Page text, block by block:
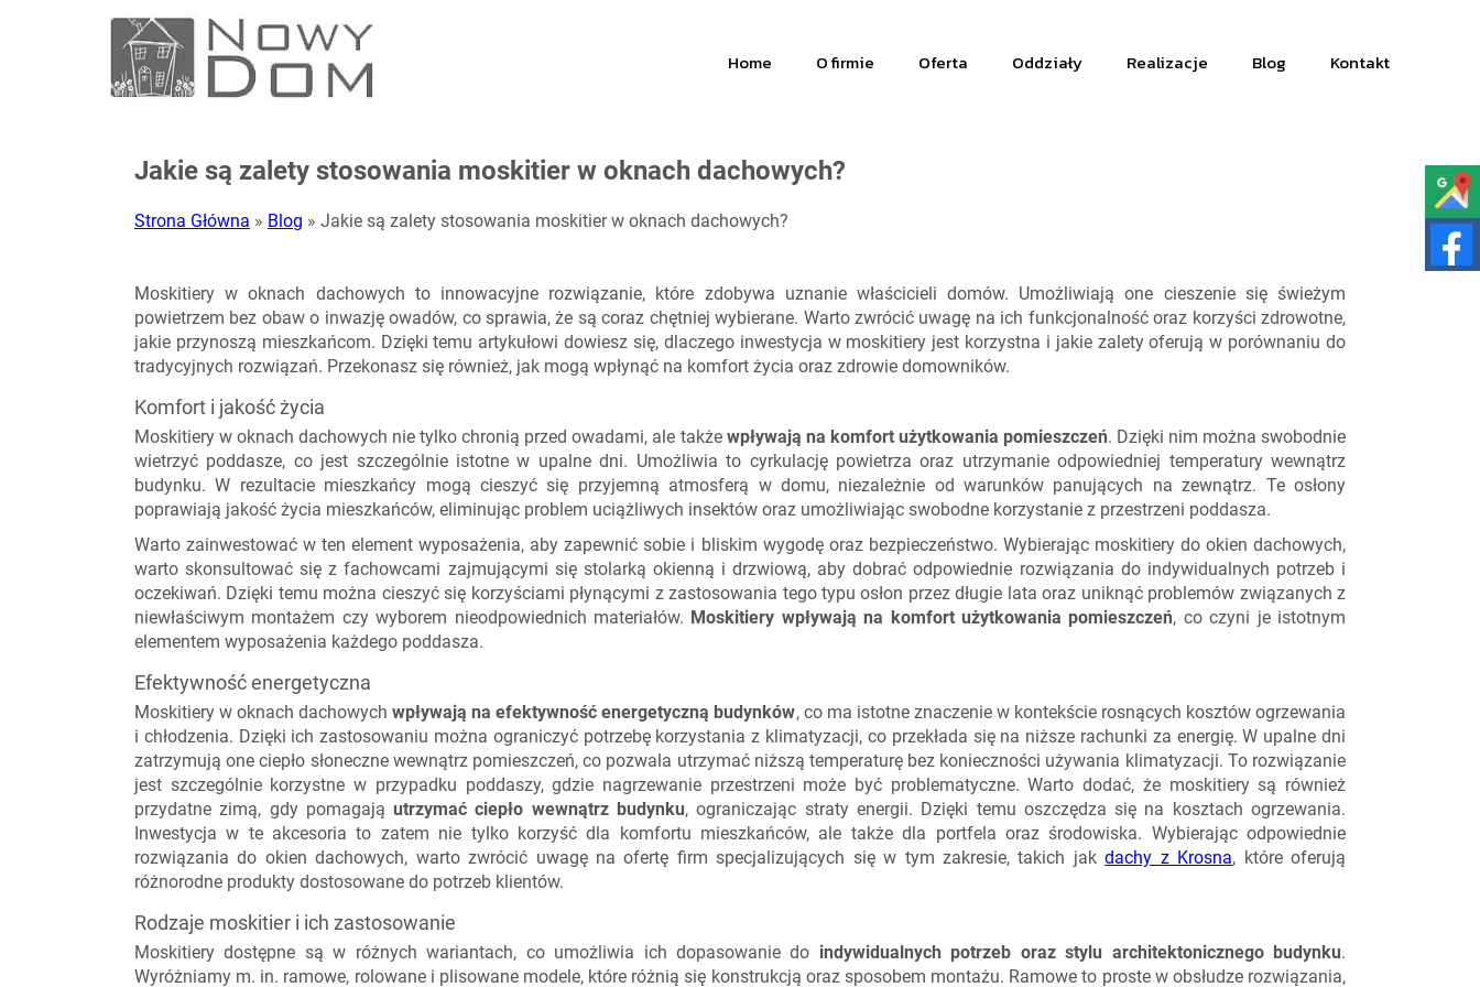
Home O firmie Oferta Oddziały Realizacje Blog Kontakt
Jakie są zalety stosowania moskitier w oknach dachowych?
Strona Główna » Blog » Jakie są zalety stosowania moskitier w oknach dachowych?
Moskitiery w oknach dachowych to innowacyjne rozwiązanie, które zdobywa uznanie właścicieli domów. Umożliwiają one cieszenie się świeżym
powietrzem bez obaw o inwazję owadów, co sprawia, że są coraz chętniej wybierane. Warto zwrócić uwagę na ich funkcjonalność oraz korzyści zdrowotne,
jakie przynoszą mieszkańcom. Dzięki temu artykułowi dowiesz się, dlaczego inwestycja w moskitiery jest korzystna i jakie zalety oferują w porównaniu do
tradycyjnych rozwiązań. Przekonasz się również, jak mogą wpłynąć na komfort życia oraz zdrowie domowników.
Komfort i jakość życia
Moskitiery w oknach dachowych nie tylko chronią przed owadami, ale także wpływają na komfort użytkowania pomieszczeń. Dzięki nim można swobodnie
wietrzyć poddasze, co jest szczególnie istotne w upalne dni. Umożliwia to cyrkulację powietrza oraz utrzymanie odpowiedniej temperatury wewnątrz
budynku. W rezultacie mieszkańcy mogą cieszyć się przyjemną atmosferą w domu, niezależnie od warunków panujących na zewnątrz. Te osłony
poprawiają jakość życia mieszkańców, eliminując problem uciążliwych insektów oraz umożliwiając swobodne korzystanie z przestrzeni poddasza.
Warto zainwestować w ten element wyposażenia, aby zapewnić sobie i bliskim wygodę oraz bezpieczeństwo. Wybierając moskitiery do okien dachowych,
warto skonsultować się z fachowcami zajmującymi się stolarką okienną i drzwiową, aby dobrać odpowiednie rozwiązania do indywidualnych potrzeb i
oczekiwań. Dzięki temu można cieszyć się korzyściami płynącymi z zastosowania tego typu osłon przez długie lata oraz uniknąć problemów związanych z
niewłaściwym montażem czy wyborem nieodpowiednich materiałów. Moskitiery wpływają na komfort użytkowania pomieszczeń, co czyni je istotnym
elementem wyposażenia każdego poddasza.
Efektywność energetyczna
Moskitiery w oknach dachowychwpływają na efektywność energetyczną budynków, co ma istotne znaczenie w kontekście rosnących kosztów ogrzewania
i chłodzenia. Dzięki ich zastosowaniu można ograniczyć potrzebę korzystania z klimatyzacji, co przekłada się na niższe rachunki za energię. W upalne dni
zatrzymują one ciepło słoneczne wewnątrz pomieszczeń, co pozwala utrzymać niższą temperaturę bez konieczności używania klimatyzacji. To rozwiązanie
jest szczególnie korzystne w przypadku poddaszy, gdzie nagrzewanie przestrzeni może być problematyczne. Warto dodać, że moskitiery są również
przydatne zimą, gdy pomagająutrzymać ciepło wewnątrz budynku, ograniczając straty energii. Dzięki temu oszczędza się na kosztach ogrzewania.
Inwestycja w te akcesoria to zatem nie tylko korzyść dla komfortu mieszkańców, ale także dla portfela oraz środowiska. Wybierając odpowiednie
rozwiązania do okien dachowych, warto zwrócić uwagę na ofertę firm specjalizujących się w tym zakresie, takich jakdachy z Krosna, które oferują
różnorodne produkty dostosowane do potrzeb klientów.
Rodzaje moskitier i ich zastosowanie
Moskitiery dostępne są w różnych wariantach, co umożliwia ich dopasowanie do indywidualnych potrzeb oraz stylu architektonicznego budynku.
Wyróżniamy m. in. ramowe, rolowane i plisowane modele, które różnią się konstrukcją oraz sposobem montażu. Ramowe to proste w obsłudze rozwiązania,